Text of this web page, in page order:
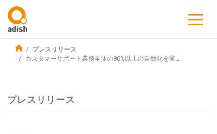
プレスリリース
カスタマーサポート業務全体の80%以上の自動化を実…
プレスリリース